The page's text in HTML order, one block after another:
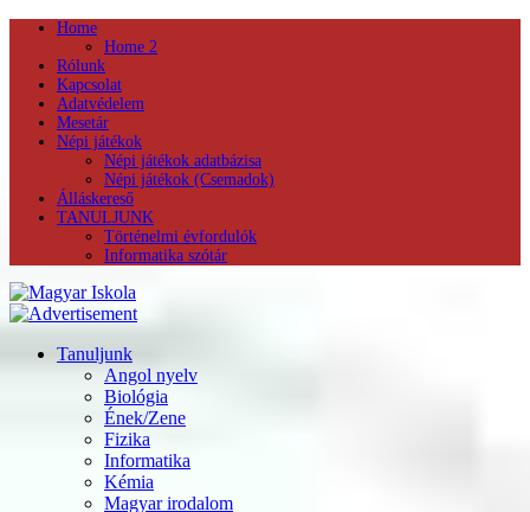
Home
Home 2
Rólunk
Kapcsolat
Adatvédelem
Mesetár
Népi játékok
Népi játékok adatbázisa
Népi játékok (Csemadok)
Álláskereső
TANULJUNK
Történelmi évfordulók
Informatika szótár
Tanuljunk
Angol nyelv
Biológia
Ének/Zene
Fizika
Informatika
Kémia
Magyar irodalom